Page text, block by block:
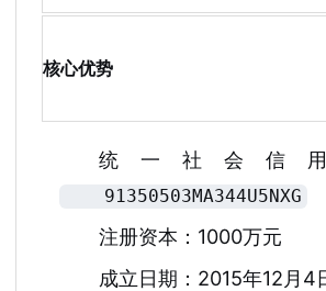
核心优势
统一社会信
91350503MA344U5NXG
注册资本：1000万元
成立日期：2015年12月4